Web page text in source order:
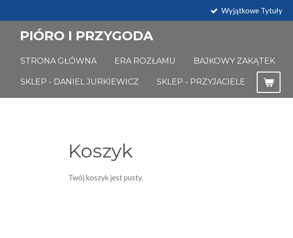
głównej
Wyjątkowe Tytuły
PIÓRO I PRZYGODA
STRONA GŁÓWNA ERA ROZŁAMU BAJKOWY ZAKĄTEK
SKLEP - DANIEL JURKIEWICZ SKLEP - PRZYJACIELE
Koszyk
Twój koszyk jest pusty.